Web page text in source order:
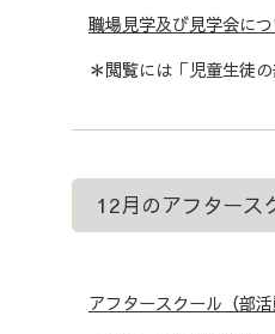
職場見学及び見学会につ
＊閲覧には「児童生徒
12月のアフタース
アフタースクール（部活